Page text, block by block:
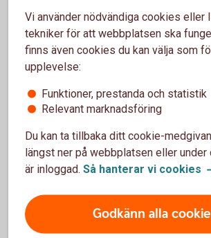
Barncancerfonden arbetar för att
barncancer och se till att drabbade
familjer får den vård och stöd de
Barncancerfonden
SOS Barnbyar
3 396 317 kr
Vi använder nödvändiga cookies eller
tekniker för att webbplatsen ska
finns även cookies du kan välja som
upplevelse:
Funktioner, prestanda och statistik
Relevant marknadsföring
Du kan ta tillbaka ditt cookie-
längst ner på webbplatsen eller under
är inloggad. Så hanterar vi cookies
Godkänn alla